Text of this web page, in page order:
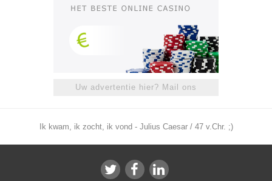
Uw advertentie hier? Mail ons
Ik kwam, ik zocht, ik vond - Julius Caesar / 47 v.Chr. ;)